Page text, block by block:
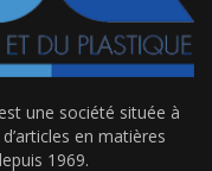
une société située à
en matières
1969.